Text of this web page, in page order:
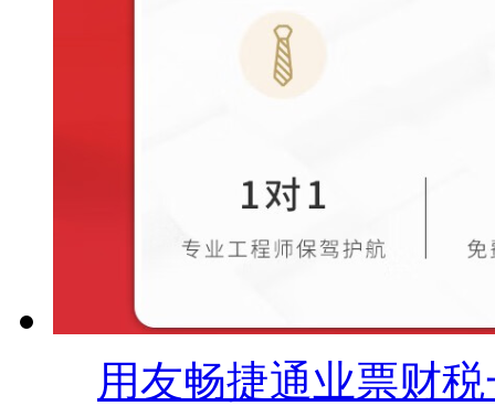
用友畅捷通业票财